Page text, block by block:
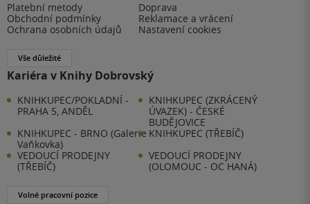
Platební metody
Doprava
Obchodní podmínky
Reklamace a vrácení
Ochrana osobních údajů
Nastavení cookies
Vše důležité
Kariéra v Knihy Dobrovský
KNIHKUPEC/POKLADNÍ -
PRAHA 5, ANDĚL
KNIHKUPEC (ZKRÁCENÝ
ÚVAZEK) - ČESKÉ
BUDĚJOVICE
KNIHKUPEC - BRNO (Galerie
Vaňkovka)
KNIHKUPEC (TŘEBÍČ)
VEDOUCÍ PRODEJNY
(TŘEBÍČ)
VEDOUCÍ PRODEJNY
(OLOMOUC - OC HANÁ)
Volné pracovní pozice